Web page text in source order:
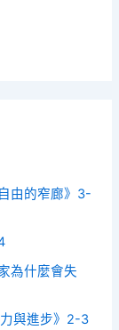
由的窄廊》3-
為什麼會失
與進步》2-3